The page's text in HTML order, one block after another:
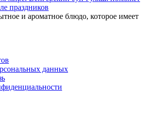
праздников
и ароматное блюдо, которое имеет
данных